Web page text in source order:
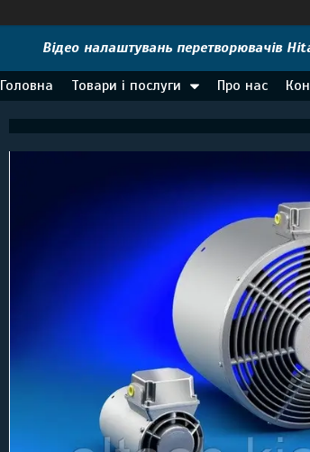
Відео налаштувань перетворювачів
Головна Товари і послуги Про нас